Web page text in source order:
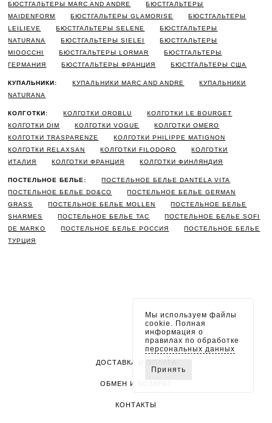
БЮСТГАЛЬТЕРЫ MARC AND ANDRE
БЮСТГАЛЬТЕРЫ
MAIDENFORM
БЮСТГАЛЬТЕРЫ GLAMORISE
БЮСТГАЛЬТЕРЫ
LEILIEVE
БЮСТГАЛЬТЕРЫ SELENE
БЮСТГАЛЬТЕРЫ
NATURANA
БЮСТГАЛЬТЕРЫ SIELEI
БЮСТГАЛЬТЕРЫ
MIOOCCHI
БЮСТГАЛЬТЕРЫ LORMAR
БЮСТГАЛЬТЕРЫ
ГЕРМАНИЯ
БЮСТГАЛЬТЕРЫ ФРАНЦИЯ БЮСТГАЛЬТЕРЫ США
КУПАЛЬНИКИ: КУПАЛЬНИКИ MARC AND ANDRE
КУПАЛЬНИКИ
NATURANA
КОЛГОТКИ: КОЛГОТКИ OROBLU
КОЛГОТКИ LE BOURGET
КОЛГОТКИ DIM
КОЛГОТКИ VOGUE
КОЛГОТКИ OMERO
КОЛГОТКИ TRASPARENZE
КОЛГОТКИ PHILIPPE MATIGNON
КОЛГОТКИ RELAXSAN
КОЛГОТКИ FILODORO
КОЛГОТКИ
ИТАЛИЯ
КОЛГОТКИ ФРАНЦИЯ КОЛГОТКИ ФИНЛЯНДИЯ
ПОСТЕЛЬНОЕ БЕЛЬЕ:
ПОСТЕЛЬНОЕ БЕЛЬЕ DANTELA VITA
ПОСТЕЛЬНОЕ БЕЛЬЕ DO&CO
ПОСТЕЛЬНОЕ БЕЛЬЕ GERMAN
GRASS
ПОСТЕЛЬНОЕ БЕЛЬЕ MOLLEN
ПОСТЕЛЬНОЕ БЕЛЬЕ
SHARMES
ПОСТЕЛЬНОЕ БЕЛЬЕ TAC
ПОСТЕЛЬНОЕ БЕЛЬЕ SOFI
DE MARKO
ПОСТЕЛЬНОЕ БЕЛЬЕ РОССИЯ
ПОСТЕЛЬНОЕ БЕЛЬЕ
ТУРЦИЯ
ДОСТАВКА И ОПЛАТА
ОБМЕН И ВОЗВРАТ
КОНТАКТЫ
Мы используем файлы
cookie. Полная
информация о
правилах по обработке
персональных данных
Принять